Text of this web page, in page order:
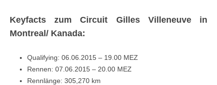
Keyfacts zum Circuit Gilles Villeneuve in
Montreal/ Kanada:
Qualifying: 06.06.2015 – 19.00 MEZ
Rennen: 07.06.2015 – 20.00 MEZ
Rennlänge: 305,270 km